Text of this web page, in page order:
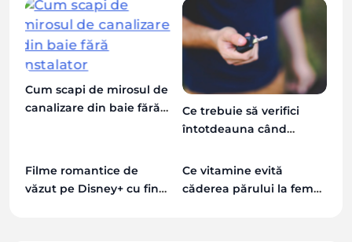
de evitat
Cum scapi de mirosul de
canalizare din baie fără
Ce trebuie să verifici
întotdeauna când
afara țării
Filme romantice de
văzut pe Disney+ cu final
Ce vitamine evită
căderea părului la femei